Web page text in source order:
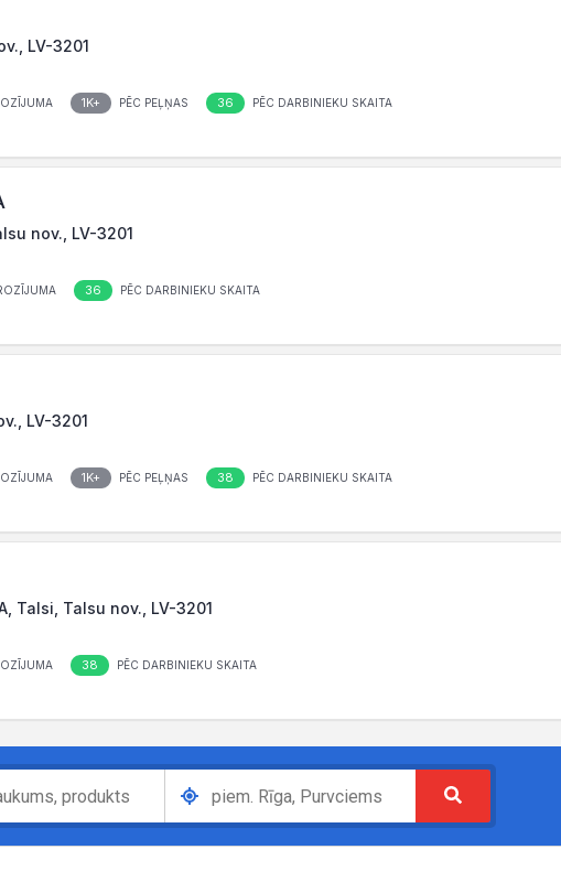
LV-3201
1K+ PĒC PEĻŅAS 36 PĒC DARBINIEKU SKAITA
nov., LV-3201
36 PĒC DARBINIEKU SKAITA
LV-3201
1K+ PĒC PEĻŅAS 38 PĒC DARBINIEKU SKAITA
Talsi, Talsu nov., LV-3201
38 PĒC DARBINIEKU SKAITA